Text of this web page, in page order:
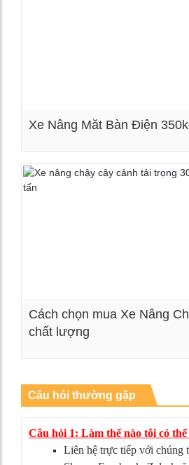
Xe Nâng Măt Bàn Điện
Cách chọn mua Xe Nâng
chất lượng
Câu hỏi thường gặp
Câu hỏi 1: Làm thế nào tôi có thể
Liên hệ trực tiếp với chúng